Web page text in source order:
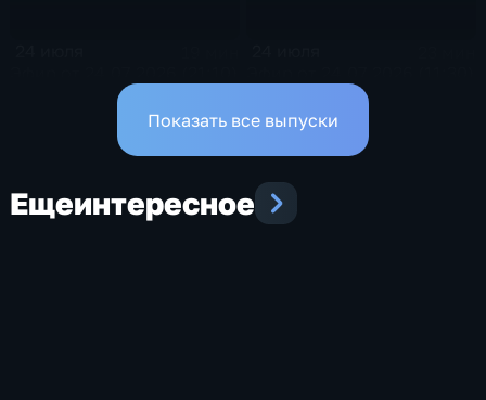
Показать все выпуски
Ещеинтересное